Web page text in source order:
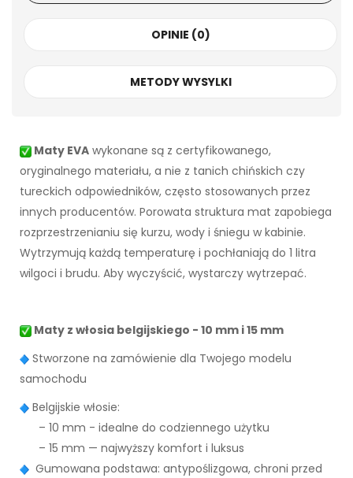
OPINIE (0)
METODY WYSYLKI
Maty EVA wykonane są z certyfikowanego,
oryginalnego materiału, a nie z tanich chińskich czy
tureckich odpowiedników, często stosowanych przez
innych producentów. Porowata struktura mat zapobiega
rozprzestrzenianiu się kurzu, wody i śniegu w kabinie.
Wytrzymują każdą temperaturę i pochłaniają do 1 litra
wilgoci i brudu. Aby wyczyścić, wystarczy wytrzepać.
Maty z włosia belgijskiego - 10 mm i 15 mm
Stworzone na zamówienie dla Twojego modelu
samochodu
Belgijskie włosie:
– 10 mm - idealne do codziennego użytku
– 15 mm — najwyższy komfort i luksus
Gumowana podstawa: antypoślizgowa, chroni przed